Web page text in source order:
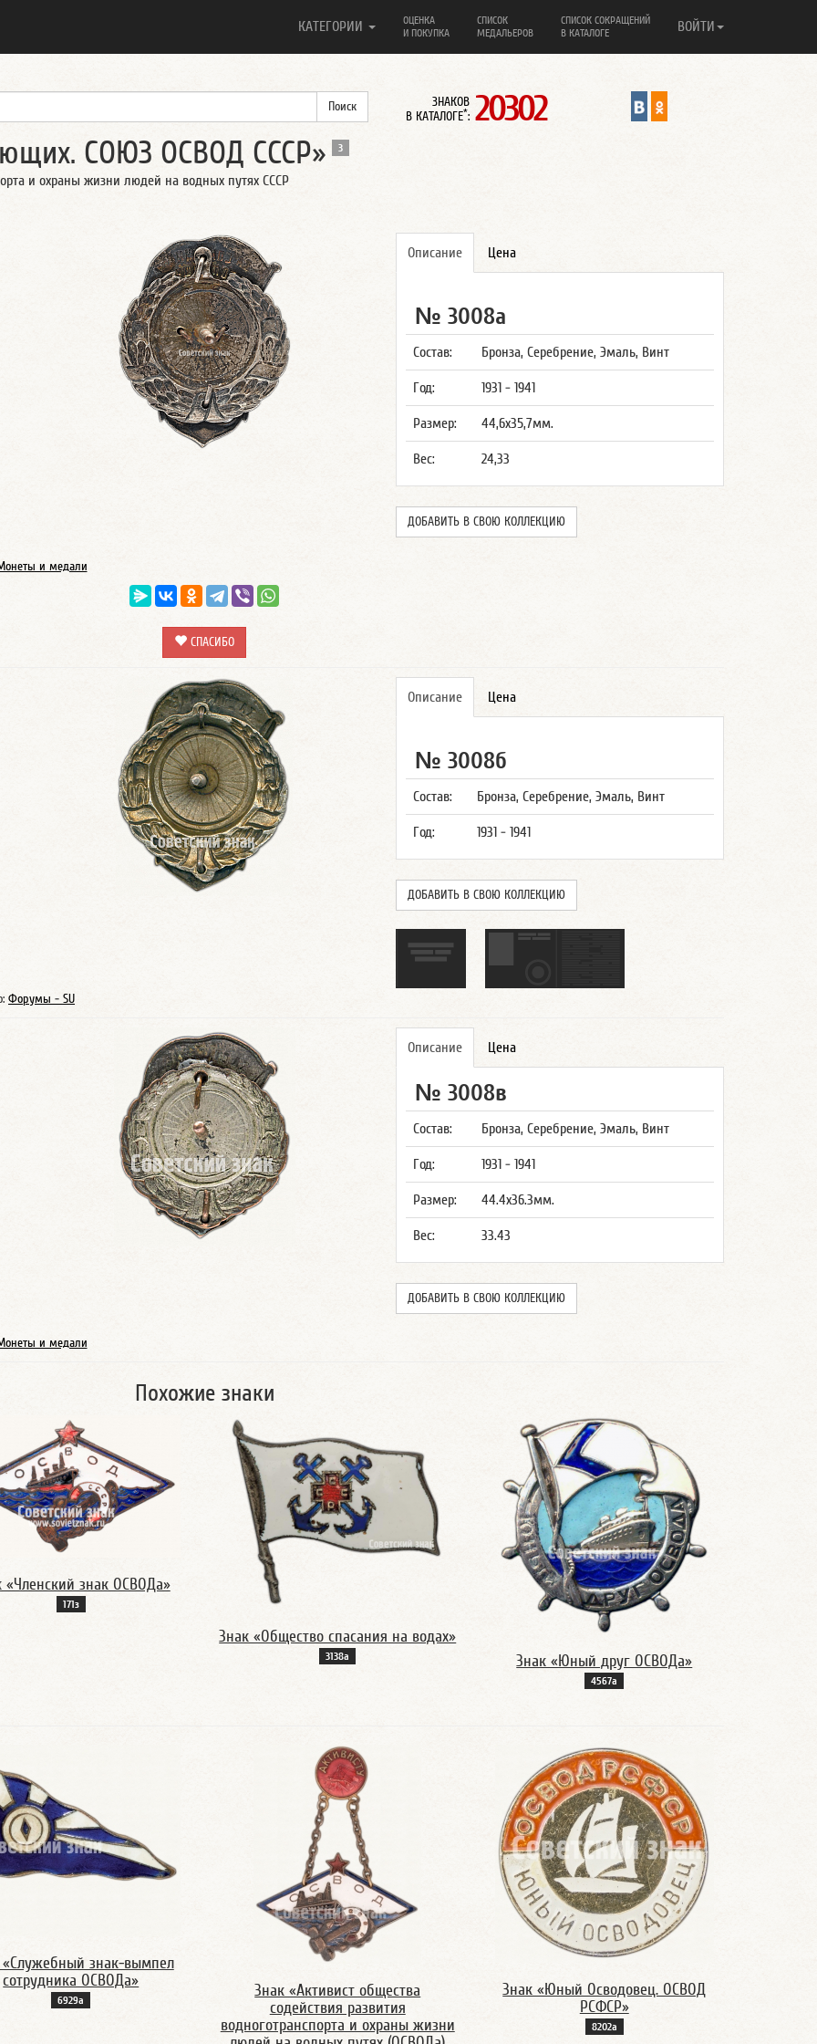
КАТЕГОРИИ
ОЦЕНКА
И ПОКУПКА
СПИСОК
МЕДАЛЬЕРОВ
СПИСОК СОКРАЩЕНИЙ
В КАТАЛОГЕ
ВОЙТИ
ЗНАКОВ
В КАТАЛОГЕ*: 20302
СОЮЗ ОСВОД СССР» 3
и охраны жизни людей на водных путях СССР
Описание Цена
№ 3008а
Состав: Бронза, Серебрение, Эмаль, Винт
Год: 1931 - 1941
Размер: 44,6x35,7мм.
Вес: 24,33
ДОБАВИТЬ В СВОЮ КОЛЛЕКЦИЮ
и медали
СПАСИБО
Описание Цена
№ 3008б
Состав: Бронза, Серебрение, Эмаль, Винт
Год: 1931 - 1941
ДОБАВИТЬ В СВОЮ КОЛЛЕКЦИЮ
Форумы - SU
Описание Цена
№ 3008в
Состав: Бронза, Серебрение, Эмаль, Винт
Год: 1931 - 1941
Размер: 44.4x36.3мм.
Вес: 33.43
ДОБАВИТЬ В СВОЮ КОЛЛЕКЦИЮ
и медали
Похожие знаки
«Членский знак ОСВОДа»
171з
Знак «Общество спасания на водах»
3138а Знак «Юный друг ОСВОДа»
4567а
«Служебный знак-вымпел
сотрудника ОСВОДа»
6929а
Знак «Активист общества
содействия развития
водноготранспорта и охраны жизни
Знак «Юный Осводовец. ОСВОД
РСФСР»
8202а